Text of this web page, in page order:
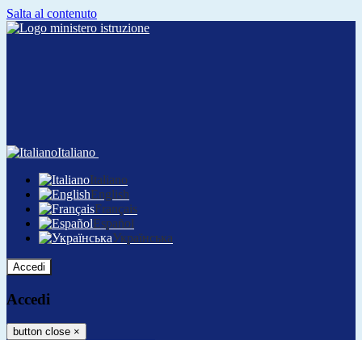
Salta al contenuto
Italiano
Italiano
English
Français
Español
Українська
Accedi
Accedi
button close ×